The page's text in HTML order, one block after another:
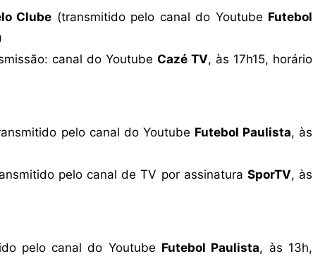
Clube (transmitido pelo canal do Youtube Futebol
canal do Youtube Cazé TV, às 17h15, horário
pelo canal do Youtube Futebol Paulista, às
pelo canal de TV por assinatura SporTV, às
pelo canal do Youtube Futebol Paulista, às 13h,